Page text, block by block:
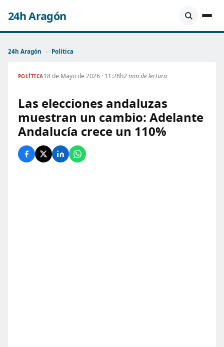
24h Aragón
24h Aragón › Política
POLÍTICA18 de Mayo de 2026 · 11:28h2 min de lectura
Las elecciones andaluzas
muestran un cambio: Adelante
Andalucía crece un 110%